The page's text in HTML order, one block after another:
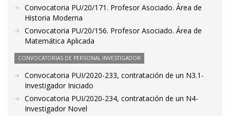
Convocatoria PU/20/171. Profesor Asociado. Área de
Historia Moderna
Convocatoria PU/20/156. Profesor Asociado. Área de
Matemática Aplicada
CONVOCATORIAS DE PERSONAL INVESTIGADOR
Convocatoria PUI/2020-233, contratación de un N3.1-
Investigador Iniciado
Convocatoria PUI/2020-234, contratación de un N4-
Investigador Novel